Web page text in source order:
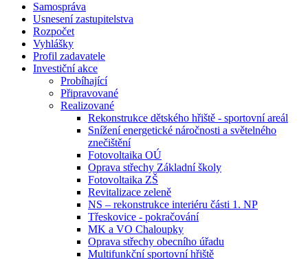
Samospráva
Usnesení zastupitelstva
Rozpočet
Vyhlášky
Profil zadavatele
Investiční akce
Probíhající
Připravované
Realizované
Rekonstrukce dětského hřiště - sportovní areál
Snížení energetické náročnosti a světelného
znečištění
Fotovoltaika OÚ
Oprava střechy Základní školy
Fotovoltaika ZŠ
Revitalizace zeleně
NS – rekonstrukce interiéru části 1. NP
Třeskovice - pokračování
MK a VO Chaloupky
Oprava střechy obecního úřadu
Multifunkční sportovní hřiště